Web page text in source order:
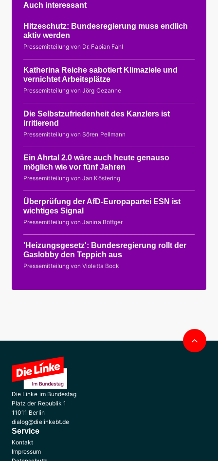
Auch interessant
Hitzeschutz: Bundesregierung muss endlich
aktiv werden
Pressemitteilung von Dr. Fabian Fahl
Katherina Reiche sabotiert Klimaziele und
vernichtet Arbeitsplätze
Pressemitteilung von Jörg Cezanne
Die Selbstzufriedenheit des Kanzlers ist
irritierend
Pressemitteilung von Sören Pellmann
Ein Ahrtal 2.0 wäre auch heute genauso
möglich wie vor fünf Jahren
Pressemitteilung von Jan Köstering
Überprüfung der AfD-Europapartei ESN ist
wichtiges Signal
Pressemitteilung von Janina Böttger
'Heizungsgesetz': Bundesregierung rollt der
Gaslobby den Teppich aus
Pressemitteilung von Violetta Bock
Die Linke im Bundestag
Platz der Republik 1
11011 Berlin
dialog@dielinkebt.de
Service
Kontakt
Impressum